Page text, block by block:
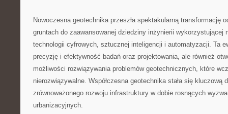
Nowoczesna geotechnika przeszła spektakularną transformację
gruntach do zaawansowanej dziedziny inżynierii wykorzystującej
technologii cyfrowych, sztucznej inteligencji i automatyzacji. Ta
precyzję i efektywność badań oraz projektowania, ale również
możliwości rozwiązywania problemów geotechnicznych, które
nierozwiązywalne. Współczesna geotechnika stała się kluczową
zrównoważonego rozwoju infrastruktury w dobie rosnących
urbanizacyjnych.